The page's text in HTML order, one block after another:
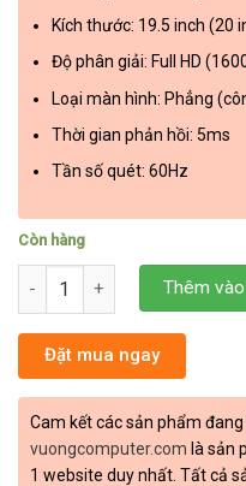
Kích thước: 19.5 inch (20
Độ phân giải: Full HD
Loại màn hình: Phẳng
Thời gian phản hồi: 5ms
Tần số quét: 60Hz
Còn hàng
Màn hình LCD VSP 20"
Thêm
Đặt mua ngay
Cam kết các sản phẩm
vuongcomputer.com là sản
1 website duy nhất. Tất cả